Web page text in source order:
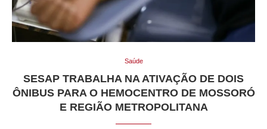
Saúde
SESAP TRABALHA NA ATIVAÇÃO DE DOIS
ÔNIBUS PARA O HEMOCENTRO DE MOSSORÓ
E REGIÃO METROPOLITANA